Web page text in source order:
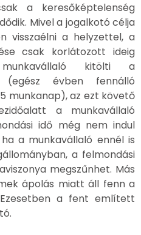
a keresőképtelenség
Mivel a jogalkotó célja
visszaélni a helyzettel, a
csak korlátozott ideig
kitölti a
(egész évben fennálló
munkanap), az ezt követő
a munkavállaló
idő még nem indul
a munkavállaló ennél is
a felmondási
megszűnhet. Más
ápolás miatt áll fenn a
a fent említett